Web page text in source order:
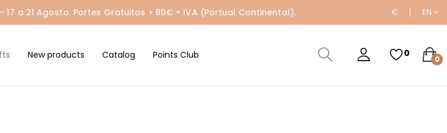
a 21 Agosto. Portes Gratuitos > 80€ + IVA (Portual Continental). € EN
New products Catalog Points Club 0
0